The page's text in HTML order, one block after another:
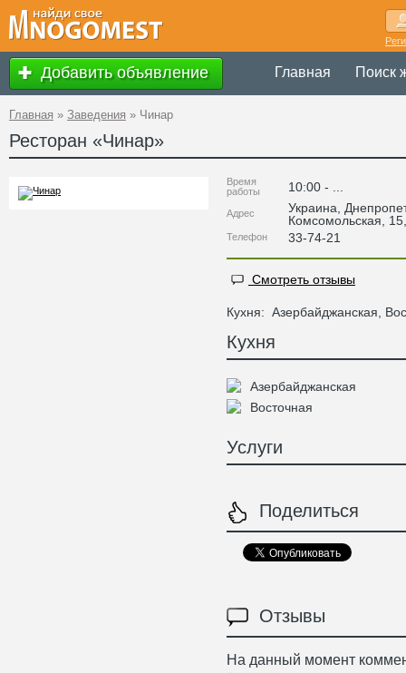
Добавить объявление Главная Поиск
Главная » Заведения » Чинар
Ресторан «Чинар»
Время
работы
10:00 - ...
Адрес Украина
Комсомольская, 15
Телефон 33-74-21
Смотреть отзывы
Кухня: Азербайджанская,
Кухня
Азербайджанская
Восточная
Услуги
Поделиться
Отзывы
На данный момент